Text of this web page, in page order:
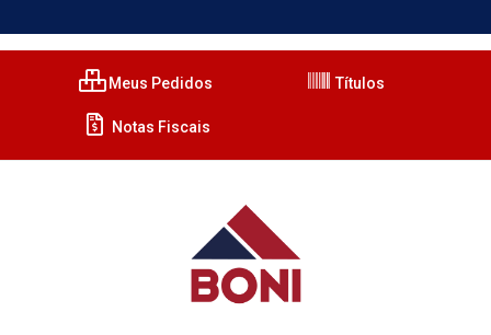
Meus Pedidos Títulos
Notas Fiscais